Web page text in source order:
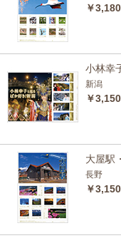
￥3,180
小林幸
新潟
￥3,150
大屋駅
長野
￥3,150